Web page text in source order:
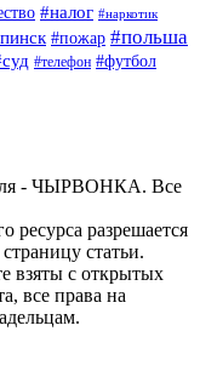
#налог #наркотик
#пожар #польша
#телефон #футбол
- ЧЫРВОНКА. Все
ресурса разрешается
статьи.
взяты с открытых
все права на